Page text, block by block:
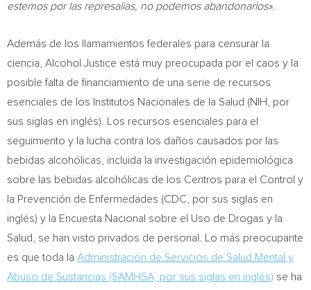
estemos por las represalias, no podemos abandonarlos».
Además de los llamamientos federales para censurar la
ciencia, Alcohol Justice está muy preocupada por el caos y la
posible falta de financiamiento de una serie de recursos
esenciales de los Institutos Nacionales de la Salud (NIH, por
sus siglas en inglés). Los recursos esenciales para el
seguimiento y la lucha contra los daños causados por las
bebidas alcohólicas, incluida la investigación epidemiológica
sobre las bebidas alcohólicas de los Centros para el Control y
la Prevención de Enfermedades (CDC, por sus siglas en
inglés) y la Encuesta Nacional sobre el Uso de Drogas y la
Salud, se han visto privados de personal. Lo más preocupante
es que toda la Administración de Servicios de Salud Mental y
Abuso de Sustancias (SAMHSA, por sus siglas en inglés) se ha